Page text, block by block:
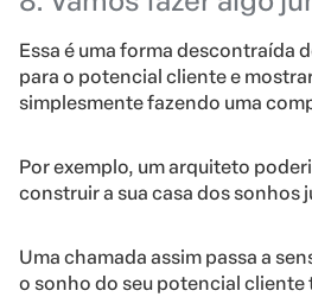
Essa é uma forma descontraída
para o potencial cliente e
simplesmente fazendo uma
Por exemplo, um arquiteto
construir a sua casa dos sonhos
Uma chamada assim passa a
o sonho do seu potencial